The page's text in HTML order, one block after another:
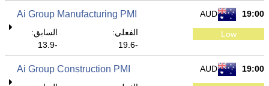
19:00
AUD
Ai Group Manufacturing PMI
Low
الفعلي:
-19.6
السابق:
-13.9
19:00
AUD
Ai Group Construction PMI